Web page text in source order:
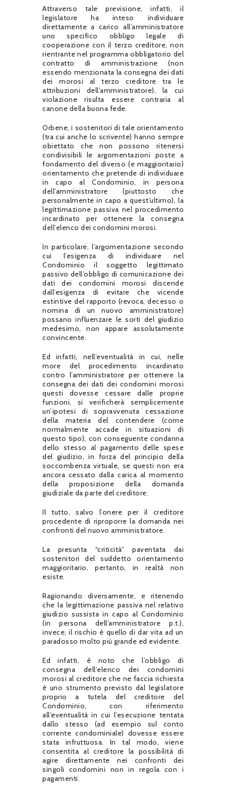
Attraverso tale previsione, infatti, il
legislatore ha inteso individuare
direttamente a carico all’amministratore
uno specifico obbligo legale di
cooperazione con il terzo creditore, non
rientrante nel programma obbligatorio del
contratto di amministrazione (non
essendo menzionata la consegna dei dati
dei morosi al terzo creditore tra le
attribuzioni dell’amministratore), la cui
violazione risulta essere contraria al
canone della buona fede.
Orbene, i sostenitori di tale orientamento
(tra cui anche lo scrivente) hanno sempre
obiettato che non possono ritenersi
condivisibili le argomentazioni poste a
fondamento del diverso (e maggioritario)
orientamento che pretende di individuare
in capo al Condominio, in persona
dell’amministratore (piuttosto che
personalmente in capo a quest’ultimo), la
legittimazione passiva nel procedimento
incardinato per ottenere la consegna
dell’elenco dei condomini morosi.
In particolare, l’argomentazione secondo
cui l’esigenza di individuare nel
Condominio il soggetto legittimato
passivo dell’obbligo di comunicazione dei
dati dei condomini morosi discende
dall’esigenza di evitare che vicende
estintive del rapporto (revoca, decesso o
nomina di un nuovo amministratore)
possano influenzare le sorti del giudizio
medesimo, non appare assolutamente
convincente.
Ed infatti, nell’eventualità in cui, nelle
more del procedimento incardinato
contro l’amministratore per ottenere la
consegna dei dati dei condomini morosi
questi dovesse cessare dalle proprie
funzioni, si verificherà semplicemente
un’ipotesi di sopravvenuta cessazione
della materia del contendere (come
normalmente accade in situazioni di
questo tipo), con conseguente condanna
dello stesso al pagamento delle spese
del giudizio, in forza del principio della
soccombenza virtuale, se questi non era
ancora cessato dalla carica al momento
della proposizione della domanda
giudiziale da parte del creditore.
Il tutto, salvo l’onere per il creditore
procedente di riproporre la domanda nei
confronti del nuovo amministratore.
La presunta “criticità” paventata dai
sostenitori del suddetto orientamento
maggioritario, pertanto, in realtà non
esiste.
Ragionando diversamente, e ritenendo
che la legittimazione passiva nel relativo
giudizio sussista in capo al Condominio
(in persona dell’amministratore p.t.),
invece, il rischio è quello di dar vita ad un
paradosso molto più grande ed evidente.
Ed infatti, è noto che l’obbligo di
consegna dell’elenco dei condomini
morosi al creditore che ne faccia richiesta
è uno strumento previsto dal legislatore
proprio a tutela del creditore del
Condominio, con riferimento
all’eventualità in cui l’esecuzione tentata
dallo stesso (ad esempio sul conto
corrente condominiale) dovesse essere
stata infruttuosa. In tal modo, viene
consentita al creditore la possibilità di
agire direttamente nei confronti dei
singoli condomini non in regola con i
pagamenti.